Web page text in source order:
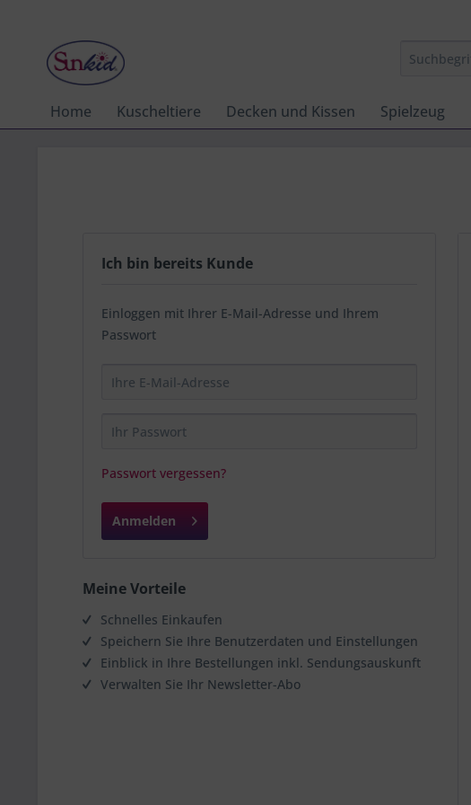
Home Kuscheltiere Decken und Kissen Spielzeug
Ich bin bereits Kunde
Einloggen mit Ihrer E-Mail-Adresse und Ihrem
Passwort
Passwort vergessen?
Anmelden
Meine Vorteile
Schnelles Einkaufen
Speichern Sie Ihre Benutzerdaten und Einstellungen
Einblick in Ihre Bestellungen inkl. Sendungsauskunft
Verwalten Sie Ihr Newsletter-Abo